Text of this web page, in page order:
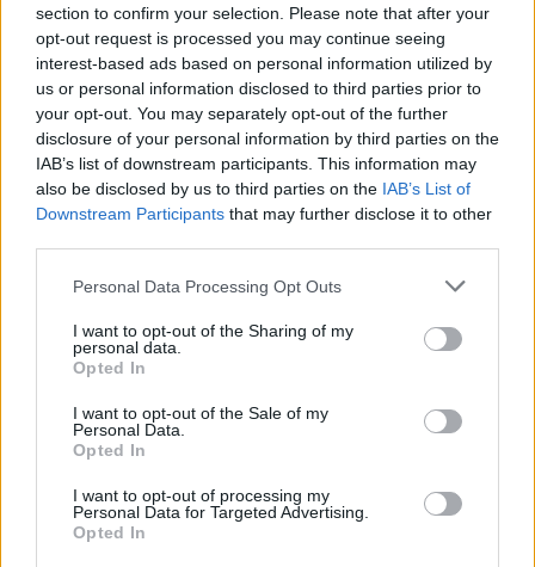
section to confirm your selection. Please note that after your
opt-out request is processed you may continue seeing
interest-based ads based on personal information utilized by
us or personal information disclosed to third parties prior to
your opt-out. You may separately opt-out of the further
disclosure of your personal information by third parties on the
IAB’s list of downstream participants. This information may
also be disclosed by us to third parties on the IAB’s List of
Downstream Participants that may further disclose it to other
Personal Data Processing Opt Outs
I want to opt-out of the Sharing of my
personal data.
Opted In
I want to opt-out of the Sale of my
Personal Data.
Opted In
I want to opt-out of processing my
Personal Data for Targeted Advertising.
Opted In
GIRONA - ATHLETIC BILBAO 2-1
che serve Sancet dentro l'area, il
trequartista basco controlla di petto e fa
goal.Assist gold per Berenguer.